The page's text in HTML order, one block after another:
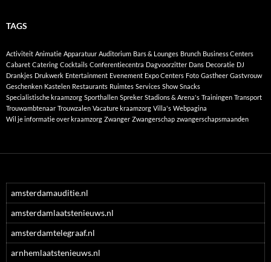
TAGS
Activiteit Animatie Apparatuur Auditorium Bars & Lounges Brunch Business Centers
Cabaret Catering Cocktails Conferentiecentra Dagvoorzitter Dans Decoratie DJ
Drankjes Drukwerk Entertainment Evenement Expo Centers Foto Gastheer Gastvrouw
Geschenken Kastelen Restaurants Ruimtes Services Show Snacks
Specialistische kraamzorg Sporthallen Spreker Stadions & Arena's Trainingen Transport
Trouwambtenaar Trouwzalen Vacature kraamzorg Villa's Webpagina
Wil je informatie over kraamzorg Zwanger Zwangerschap zwangerschapsmaanden
amsterdamauditie.nl
amsterdamlaatstenieuws.nl
amsterdamtelegraaf.nl
arnhemlaatstenieuws.nl